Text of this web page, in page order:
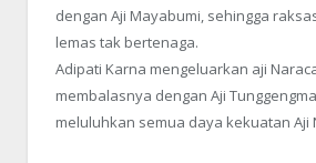
dengan Aji Mayabumi, sehingga
lemas tak bertenaga.
Adipati Karna mengeluarkan aji
membalasnya dengan Aji
meluluhkan semua daya kekuatan Aji